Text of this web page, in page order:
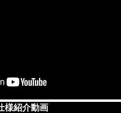
様紹介動画